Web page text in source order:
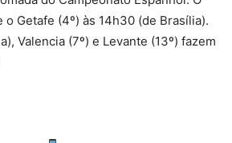
o Getafe (4º) às 14h30 (de Brasília).
Valencia (7º) e Levante (13º) fazem